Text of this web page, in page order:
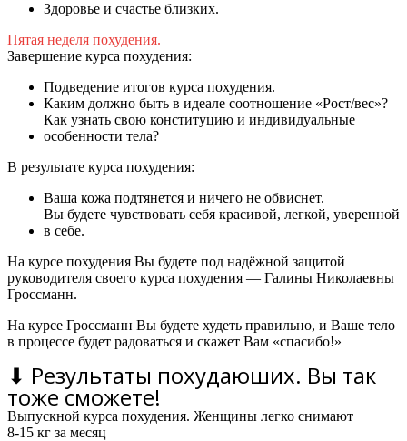
Здоровье и счастье близких.
Пятая неделя похудения.
Завершение курса похудения:
Подведение итогов курса похудения.
Каким должно быть в идеале соотношение «Рост/вес»?
Как узнать свою конституцию и индивидуальные
особенности тела?
В результате курса похудения:
Ваша кожа подтянется и ничего не обвиснет.
Вы будете чувствовать себя красивой, легкой, уверенной
в себе.
На курсе похудения Вы будете под надёжной защитой
руководителя своего курса похудения — Галины Николаевны
Гроссманн.
На курсе Гроссманн Вы будете худеть правильно, и Ваше тело
в процессе будет радоваться и скажет Вам «спасибо!»
⬇ Результаты похудаюших. Вы так
тоже сможете!
Выпускной курса похудения. Женщины легко снимают
8-15 кг за месяц